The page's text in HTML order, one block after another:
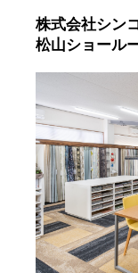
株式会社シン
松山ショール